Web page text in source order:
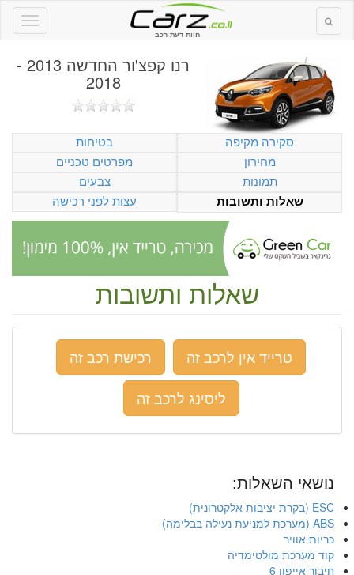
חוות דעת רכב
רנו קפצ'ור החדשה 2013 -
2018
סקירה מקיפה
בטיחות
מחירון
מפרטים טכניים
תמונות
צבעים
שאלות ותשובות
עצות לפני רכישה
שאלות ותשובות
טרייד אין לרכב זה
רכישת רכב זה
ליסינג לרכב זה
נושאי השאלות:
ESC (בקרת יציבות אלקטרונית)
ABS (מערכת למניעת נעילה בבלימה)
כריות אוויר
קוד מערכת מולטימדיה
חיבור אייפון 6